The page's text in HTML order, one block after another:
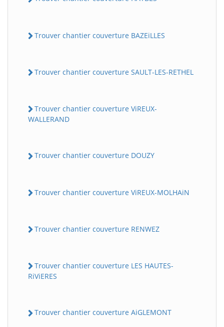
Trouver chantier couverture BAZEiLLES
Trouver chantier couverture SAULT-LES-RETHEL
Trouver chantier couverture ViREUX-
WALLERAND
Trouver chantier couverture DOUZY
Trouver chantier couverture ViREUX-MOLHAiN
Trouver chantier couverture RENWEZ
Trouver chantier couverture LES HAUTES-
RiViERES
Trouver chantier couverture AiGLEMONT